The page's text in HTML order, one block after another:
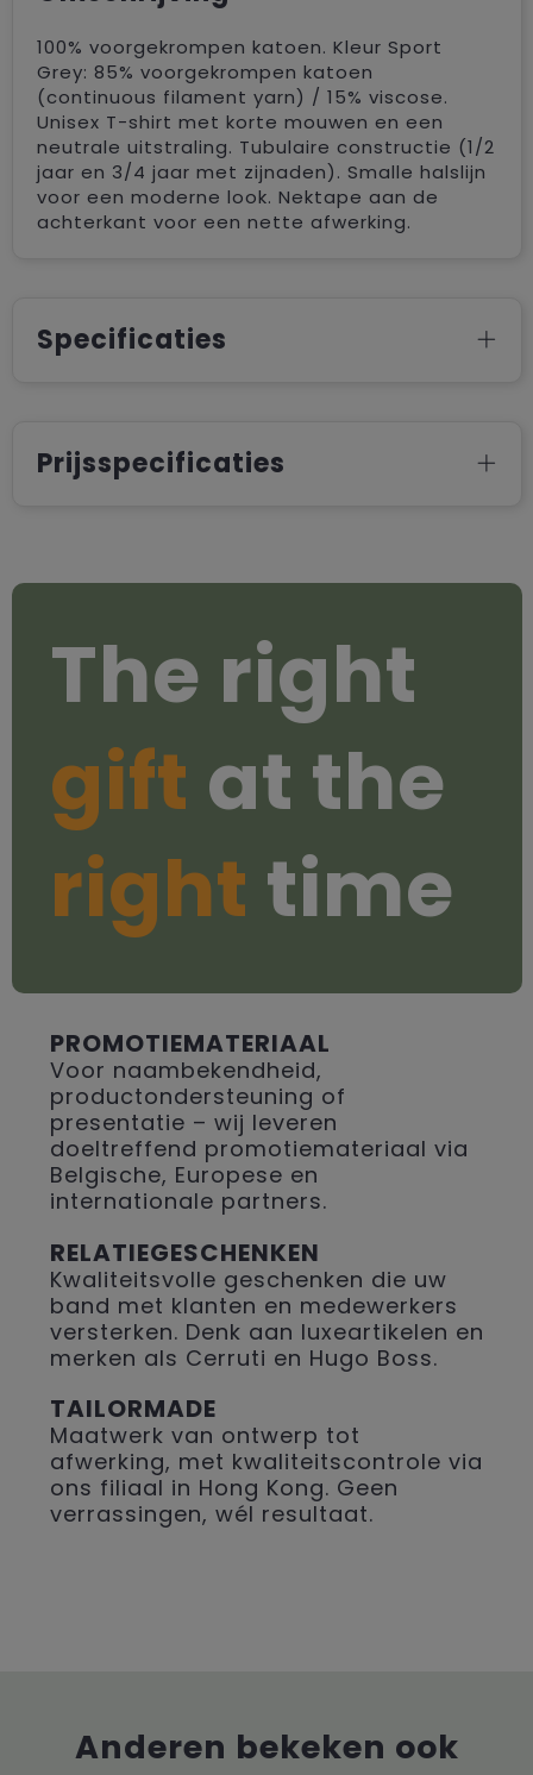
100% voorgekrompen katoen. Kleur Sport
Grey: 85% voorgekrompen katoen
(continuous filament yarn) / 15% viscose.
Unisex T-shirt met korte mouwen en een
neutrale uitstraling. Tubulaire constructie (1/2
jaar en 3/4 jaar met zijnaden). Smalle halslijn
voor een moderne look. Nektape aan de
achterkant voor een nette afwerking.
Specificaties
Prijsspecificaties
The right
gift at the
right time
PROMOTIEMATERIAAL
Voor naambekendheid,
productondersteuning of
presentatie – wij leveren
doeltreffend promotiemateriaal via
Belgische, Europese en
internationale partners.
RELATIEGESCHENKEN
Kwaliteitsvolle geschenken die uw
band met klanten en medewerkers
versterken. Denk aan luxeartikelen en
merken als Cerruti en Hugo Boss.
TAILORMADE
Maatwerk van ontwerp tot
afwerking, met kwaliteitscontrole via
ons filiaal in Hong Kong. Geen
verrassingen, wél resultaat.
Anderen bekeken ook